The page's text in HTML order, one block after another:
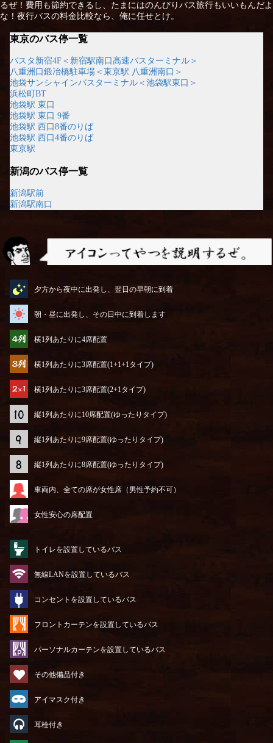
るぜ！費用も節約できるし、たまにはのんびりバス旅行もいいもんだよ
な！夜行バスの料金比較なら、俺に任せとけ。
東京のバス停一覧
バスタ新宿4F＜新宿駅南口高速バスターミナル＞
八重洲口鍛冶橋駐車場＜東京駅 八重洲南口＞
池袋サンシャインバスターミナル＜池袋駅東口＞
浜松町BT
池袋駅 東口
池袋駅 東口 9番
池袋駅 西口8番のりば
池袋駅 西口4番のりば
東京駅
新潟のバス停一覧
新潟駅前
新潟駅南口
夕方から夜中に出発し、翌日の早朝に到着
朝・昼に出発し、その日中に到着します
横1列あたりに4席配置
横1列あたりに3席配置(1+1+1タイプ)
横1列あたりに3席配置(2+1タイプ)
縦1列あたりに10席配置(ゆったりタイプ)
縦1列あたりに9席配置(ゆったりタイプ)
縦1列あたりに8席配置(ゆったりタイプ)
車両内、全ての席が女性席（男性予約不可）
女性安心の席配置
トイレを設置しているバス
無線LANを設置しているバス
コンセントを設置しているバス
フロントカーテンを設置しているバス
パーソナルカーテンを設置しているバス
その他備品付き
アイマスク付き
耳栓付き